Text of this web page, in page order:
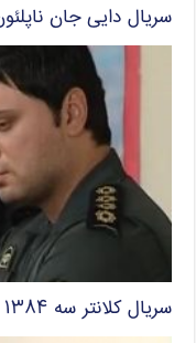
سریال دایی جان ناپلئون
سریال کلانتر سه ۱۳۸۴